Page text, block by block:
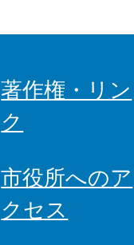
著作権・リン
ク
市役所へのア
クセス